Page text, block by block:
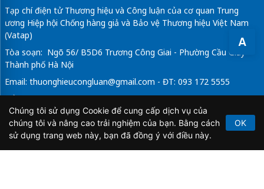
A
Tạp chí điện tử Thương hiệu và Công luận của cơ quan Trung
ương Hiệp hội Chống hàng giả và Bảo vệ Thương hiệu Việt Nam
(Vatap)
Tòa soạn: Ngõ 56/ B5D6 Trương Công Giai - Phường Cầu Giấy -
Thành phố Hà Nội
Email: thuonghieucongluan@gmail.com - ĐT: 093 172 5555
Tổng Biên Tập: Vũ Đức Thuận
Giấy phép hoạt động báo chí điện tử số 64/GP-BTTTT do Bộ
Thông tin và Truyền thông cấp ngày 21/2/2020.
Chúng tôi sử dụng Cookie để cung cấp dịch vụ của
chúng tôi và nâng cao trải nghiệm của bạn. Bằng cách
sử dụng trang web này, bạn đã đồng ý với điều này.
OK